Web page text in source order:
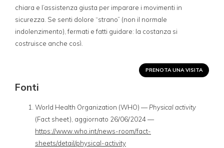
chiara e l’assistenza giusta per imparare i movimenti in
sicurezza. Se senti dolore “strano” (non il normale
indolenzimento), fermati e fatti guidare: la costanza si
costruisce anche così.
PRENOTA UNA VISITA
Fonti
World Health Organization (WHO) — Physical activity
(Fact sheet), aggiornato 26/06/2024 —
https://www.who.int/news-room/fact-
sheets/detail/physical-activity